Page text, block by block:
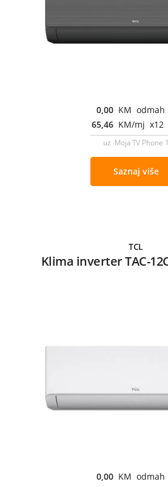
0,00 KM odmah
65,46 KM/mj x12
uz Moja TV Phone 1
Saznaj više
TCL
Klima inverter TAC-
0,00 KM odmah